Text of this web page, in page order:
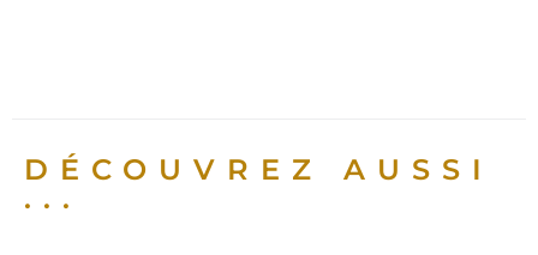
DÉCOUVREZ AUSSI
...